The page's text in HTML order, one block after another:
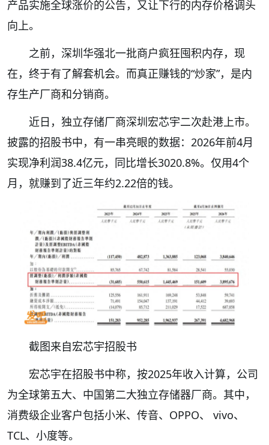
产品实施全球涨价的公告，又让下行的内存价格调头
向上。
之前，深圳华强北一批商户疯狂囤积内存，现
在，终于有了解套机会。而真正赚钱的“炒家”，是内
存生产厂商和分销商。
近日，独立存储厂商深圳宏芯宇二次赴港上市。
披露的招股书中，有一串亮眼的数据：2026年前4月
实现净利润38.4亿元，同比增长3020.8%。仅用4个
月，就赚到了近三年约2.22倍的钱。
截图来自宏芯宇招股书
宏芯宇在招股书中称，按2025年收入计算，公司
为全球第五大、中国第二大独立存储器厂商。其中，
消费级企业客户包括小米、传音、OPPO、 vivo、
TCL、小度等。